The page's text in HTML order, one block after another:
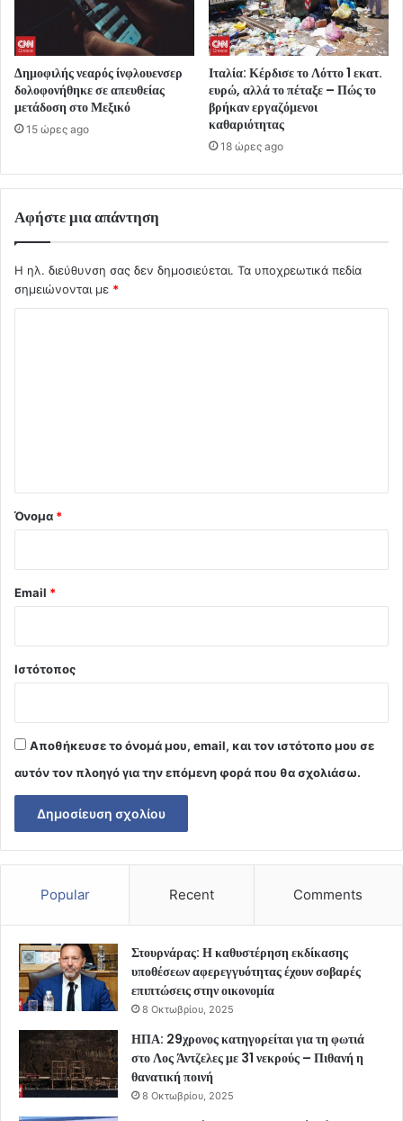
Δημοφιλής νεαρός ίνφλουενσερ
δολοφονήθηκε σε απευθείας
μετάδοση στο Μεξικό
15 ώρες ago
Ιταλία: Κέρδισε το Λόττο 1 εκατ.
ευρώ, αλλά το πέταξε – Πώς το
βρήκαν εργαζόμενοι
καθαριότητας
18 ώρες ago
Αφήστε μια απάντηση
Η ηλ. διεύθυνση σας δεν δημοσιεύεται. Τα υποχρεωτικά πεδία
σημειώνονται με *
Όνομα *
Email *
Ιστότοπος
Αποθήκευσε το όνομά μου, email, και τον ιστότοπο μου σε
αυτόν τον πλοηγό για την επόμενη φορά που θα σχολιάσω.
Popular Recent Comments
Στουρνάρας: Η καθυστέρηση εκδίκασης
υποθέσεων αφερεγγυότητας έχουν σοβαρές
επιπτώσεις στην οικονομία
8 Οκτωβρίου, 2025
ΗΠΑ: 29χρονος κατηγορείται για τη φωτιά
στο Λος Άντζελες με 31 νεκρούς – Πιθανή η
θανατική ποινή
8 Οκτωβρίου, 2025